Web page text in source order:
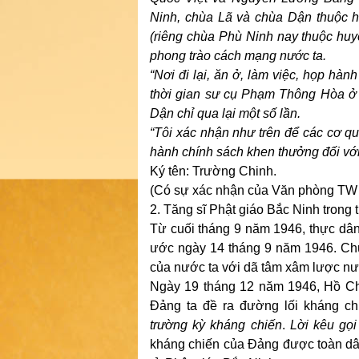
Ninh, chùa Lã và chùa Dận thuộc
(riêng chùa Phù Ninh nay thuộc
phong trào cách mạng nước ta.
“Nơi đi lại, ăn ở, làm việc, họp
thời gian sư cụ Phạm Thông Hòa
Dận chỉ qua lại một số lần.
“Tôi xác nhận như trên để các cơ
hành chính sách khen thưởng đối
Ký tên: Trường Chinh.
(Có sự xác nhận của Văn phòng
2. Tăng sĩ Phật giáo Bắc Ninh
Từ cuối tháng 9 năm 1946, thực
ước ngày 14 tháng 9 năm 1946.
của nước ta với dã tâm xâm lược
Ngày 19 tháng 12 năm 1946, Hồ
Đảng ta đề ra đường lối kháng
trường kỳ kháng chiến. Lời kêu
kháng chiến của Đảng được toàn